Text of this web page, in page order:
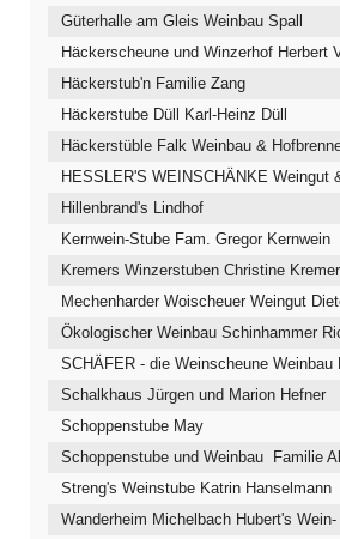
Güterhalle am Gleis Weinbau Spall
Häckerscheune und Winzerhof Herbert
Häckerstub'n Familie Zang
Häckerstube Düll Karl-Heinz Düll
Häckerstüble Falk Weinbau &
HESSLER'S WEINSCHÄNKE Weingut
Hillenbrand's Lindhof
Kernwein-Stube Fam. Gregor Kernwein
Kremers Winzerstuben Christine Kremer
Mechenharder Woischeuer Weingut
Ökologischer Weinbau Schinhammer
SCHÄFER - die Weinscheune Weinbau
Schalkhaus Jürgen und Marion Hefner
Schoppenstube May
Schoppenstube und Weinbau Familie
Streng's Weinstube Katrin Hanselmann
Wanderheim Michelbach Hubert's